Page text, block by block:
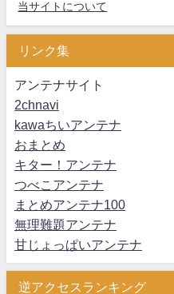
当サイトについて
リンク集
アンテナサイト
2chnavi
kawaちいアンテナ
おまとめ
キター！アンテナ
つべこアンテナ
まとめアンテナ100
無理難題アンテナ
甘じょっぱいアンテナ
逆アクセスランキング